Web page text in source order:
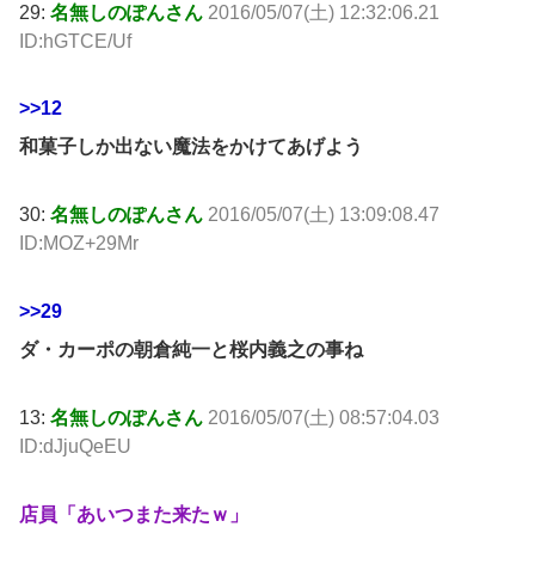
29: 名無しのぽんさん 2016/05/07(土) 12:32:06.21
ID:hGTCE/Uf
>>12
和菓子しか出ない魔法をかけてあげよう
30: 名無しのぽんさん 2016/05/07(土) 13:09:08.47
ID:MOZ+29Mr
>>29
ダ・カーポの朝倉純一と桜内義之の事ね
13: 名無しのぽんさん 2016/05/07(土) 08:57:04.03
ID:dJjuQeEU
店員「あいつまた来たｗ」